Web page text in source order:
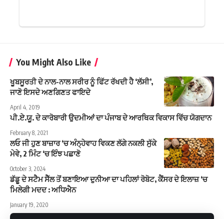
You Might Also Like
ਖੂਬਸੂਰਤੀ ਦੇ ਨਾਲ-ਨਾਲ ਸਰੀਰ ਨੂੰ ਫਿੱਟ ਰੱਖਦੀ ਹੈ ‘ਲੱਸੀ’,
ਜਾਣੋ ਇਸਦੇ ਅਣਗਿਣਤ ਫਾਇਦੇ
April 4, 2019
ਪੀ.ਏ.ਯੂ. ਦੇ ਕਾਰੋਬਾਰੀ ਉਦਮੀਆਂ ਦਾ ਪੰਜਾਬ ਦੇ ਆਰਥਿਕ ਵਿਕਾਸ ਵਿੱਚ ਯੋਗਦਾਨ
February 8, 2021
ਲਓ ਜੀ ਹੁਣ ਬਾਜ਼ਾਰ ‘ਚ ਅੰਨ੍ਹੇਵਾਹ ਵਿਕਣ ਲੱਗੇ ਨਕਲੀ ਸੁੱਕੇ
ਮੇਵੇ, 2 ਮਿੰਟ ‘ਚ ਇੰਝ ਪਛਾਣੋ
October 3, 2024
ਡੱਡੂ ਦੇ ਸਟੈਮ ਸੈੱਲ ਤੋਂ ਬਣਾਇਆ ਦੁਨੀਆ ਦਾ ਪਹਿਲਾਂ ਰੋਬੋਟ, ਕੈਂਸਰ ਦੇ ਇਲਾਜ਼ ‘ਚ
ਮਿਲੇਗੀ ਮਦਦ : ਅਧਿਐਨ
January 19, 2020